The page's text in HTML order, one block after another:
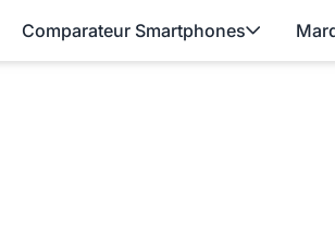
Comparateur Smartphones